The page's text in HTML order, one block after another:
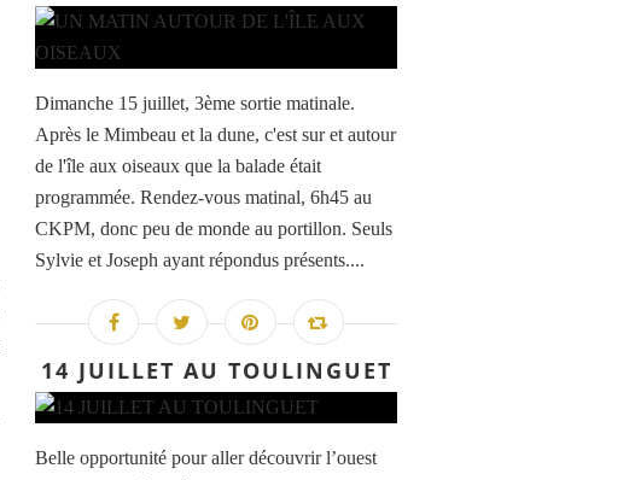
Dimanche 15 juillet, 3ème sortie matinale.
Après le Mimbeau et la dune, c'est sur et autour
de l'île aux oiseaux que la balade était
programmée. Rendez-vous matinal, 6h45 au
CKPM, donc peu de monde au portillon. Seuls
Sylvie et Joseph ayant répondus présents....
14 JUILLET AU TOULINGUET
Belle opportunité pour aller découvrir l’ouest